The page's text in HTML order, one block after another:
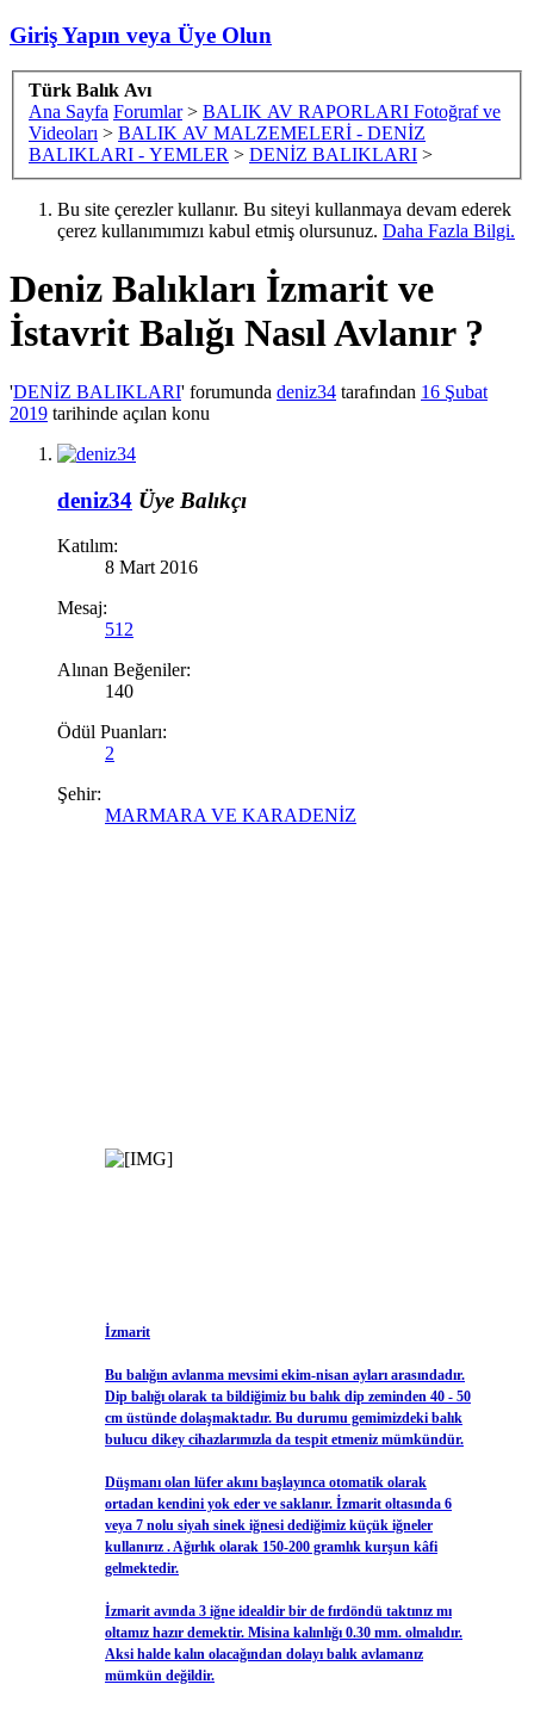
Giriş Yapın veya Üye Olun
Türk Balık Avı
Ana Sayfa Forumlar > BALIK AV RAPORLARI Fotoğraf ve
Videoları > BALIK AV MALZEMELERİ - DENİZ
BALIKLARI - YEMLER > DENİZ BALIKLARI >
Bu site çerezler kullanır. Bu siteyi kullanmaya devam ederek
çerez kullanımımızı kabul etmiş olursunuz. Daha Fazla Bilgi.
Deniz Balıkları İzmarit ve
İstavrit Balığı Nasıl Avlanır ?
'DENİZ BALIKLARI' forumunda deniz34 tarafından 16 Şubat
2019 tarihinde açılan konu
deniz34 Üye Balıkçı
Katılım:
8 Mart 2016
Mesaj:
512
Alınan Beğeniler:
140
Ödül Puanları:
2
Şehir:
MARMARA VE KARADENİZ
İzmarit
Bu balığın avlanma mevsimi ekim-nisan ayları arasındadır.
Dip balığı olarak ta bildiğimiz bu balık dip zeminden 40 - 50
cm üstünde dolaşmaktadır. Bu durumu gemimizdeki balık
bulucu dikey cihazlarımızla da tespit etmeniz mümkündür.
Düşmanı olan lüfer akını başlayınca otomatik olarak
ortadan kendini yok eder ve saklanır. İzmarit oltasında 6
veya 7 nolu siyah sinek iğnesi dediğimiz küçük iğneler
kullanırız . Ağırlık olarak 150-200 gramlık kurşun kâfi
gelmektedir.
İzmarit avında 3 iğne idealdir bir de fırdöndü taktınız mı
oltamız hazır demektir. Misina kalınlığı 0.30 mm. olmalıdır.
Aksi halde kalın olacağından dolayı balık avlamanız
mümkün değildir.